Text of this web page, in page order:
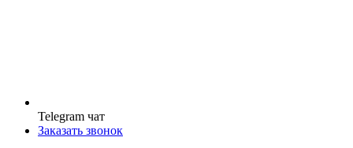
Telegram чат
Заказать звонок